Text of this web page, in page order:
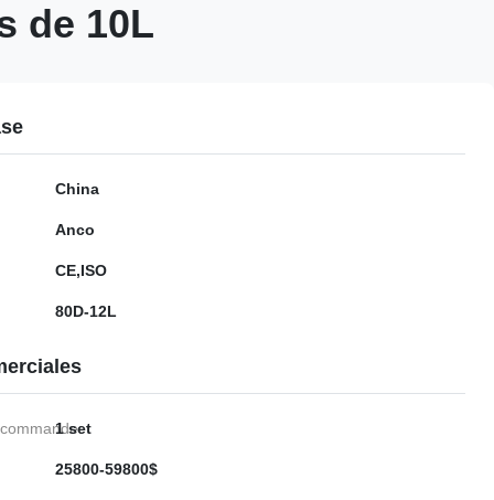
de 10L
China
Anco
CE,ISO
80D-12L
1 set
25800-59800$